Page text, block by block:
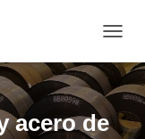
A
M
B
A
acero de